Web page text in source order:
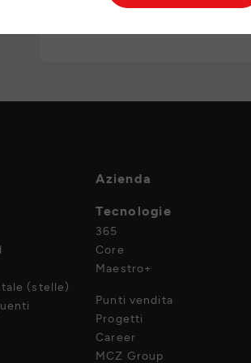
(stelle)
Azienda
Tecnologie
365
Core
Maestro+
Punti vendita
Progetti
Career
MCZ Group